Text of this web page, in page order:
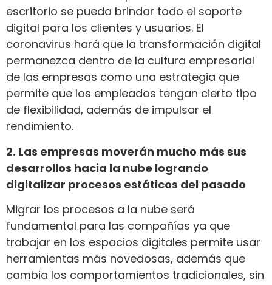
escritorio se pueda brindar todo el soporte
digital para los clientes y usuarios. El
coronavirus hará que la transformación digital
permanezca dentro de la cultura empresarial
de las empresas como una estrategia que
permite que los empleados tengan cierto tipo
de flexibilidad, además de impulsar el
rendimiento.
2. Las empresas moverán mucho más sus
desarrollos hacia la nube logrando
digitalizar procesos estáticos del pasado
Migrar los procesos a la nube será
fundamental para las compañías ya que
trabajar en los espacios digitales permite usar
herramientas más novedosas, además que
cambia los comportamientos tradicionales, sin